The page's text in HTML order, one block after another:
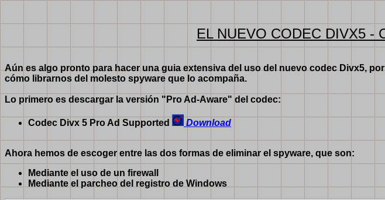
EL NUEVO CODEC DIVX5 -
Aún es algo pronto para hacer una guia extensiva del uso del nuevo codec Divx5,
cómo librarnos del molesto spyware que lo acompaña.
Lo primero es descargar la versión "Pro Ad-Aware" del codec:
Codec Divx 5 Pro Ad Supported Download
Ahora hemos de escoger entre las dos formas de eliminar el spyware, que son:
Mediante el uso de un firewall
Mediante el parcheo del registro de Windows